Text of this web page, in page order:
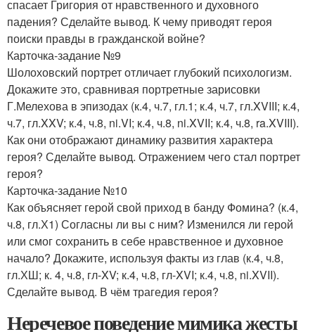
спасает Григория от нравственного и духовного
падения? Сделайте вывод. К чему приводят героя
поиски правды в гражданской войне?
Карточка-задание №9
Шолоховский портрет отличает глубокий психологизм.
Докажите это, сравнивая портретные зарисовки
Г.Мелехова в эпизодах (к.4, ч.7, гл.1; к.4, ч.7, гл.XVIII; к.4,
ч.7, гл.XXV; к.4, ч.8, ni.VI; к.4, ч.8, ni.XVII; к.4, ч.8, ra.XVIII).
Как они отображают динамику развития характера
героя? Сделайте вывод. Отражением чего стал портрет
героя?
Карточка-задание №10
Как объясняет герой свой приход в банду Фомина? (к.4,
ч.8, гл.Х1) Согласны ли вы с ним? Изменился ли герой
или смог сохранить в себе нравственное и духовное
начало? Докажите, используя факты из глав (к.4, ч.8,
гл.ХШ; к. 4, ч.8, гл-XV; к.4, ч.8, гл-XVI; к.4, ч.8, ni.XVII).
Сделайте вывод. В чём трагедия героя?
Неречевое поведение мимика жесты